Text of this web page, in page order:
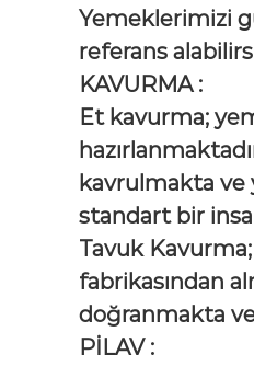
Yemeklerimizi
referans
KAVURMA :
Et kavurma;
kavrulmakta ve
standart bir
Tavuk
fabrikasından
doğranmakta
PİLAV :